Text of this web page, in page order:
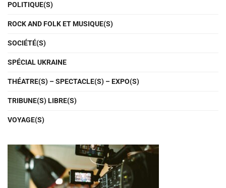
POLITIQUE(S)
ROCK AND FOLK ET MUSIQUE(S)
SOCIÉTÉ(S)
SPÉCIAL UKRAINE
THÉATRE(S) – SPECTACLE(S) – EXPO(S)
TRIBUNE(S) LIBRE(S)
VOYAGE(S)